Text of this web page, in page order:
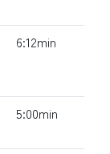
6:12min
5:00min